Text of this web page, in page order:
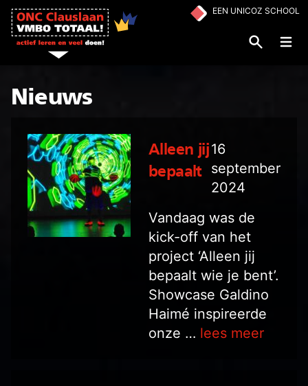
Ga naar de inhoud EEN UNICOZ SCHOOL
Nieuws
Alleen jij
bepaalt
16
september
2024
Vandaag was de
kick-off van het
project ‘Alleen jij
bepaalt wie je bent’.
Showcase Galdino
Haimé inspireerde
onze … lees meer